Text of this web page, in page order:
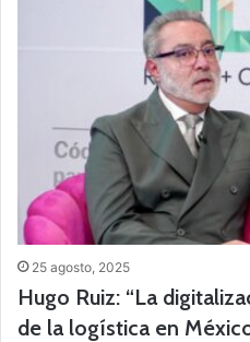
25 agosto, 2025
Hugo Ruiz: “La
de la logística en